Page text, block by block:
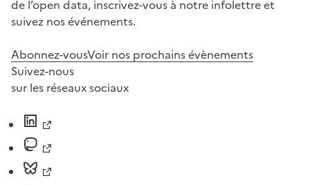
de l’open data, inscrivez-vous à notre infolettre et
suivez nos événements.
Abonnez-vousVoir nos prochains évènements
Suivez-nous
sur les réseaux sociaux